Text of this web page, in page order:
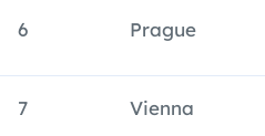
6 Prague
7 Vienna